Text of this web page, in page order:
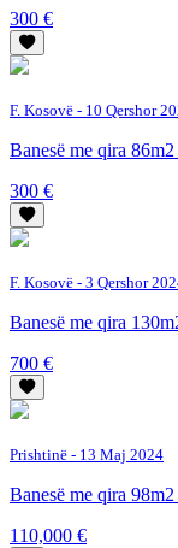
300 €
F. Kosovë - 10 Qershor
Banesë me qira
300 €
F. Kosovë - 3 Qershor
Banesë me qira
700 €
Prishtinë - 13 Maj 2024
Banesë me qira
110,000 €